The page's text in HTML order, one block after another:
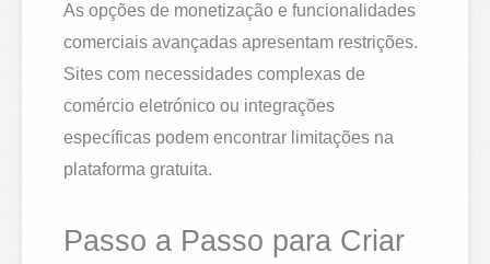
As opções de monetização e funcionalidades
comerciais avançadas apresentam restrições.
Sites com necessidades complexas de
comércio eletrónico ou integrações
específicas podem encontrar limitações na
plataforma gratuita.
Passo a Passo para Criar